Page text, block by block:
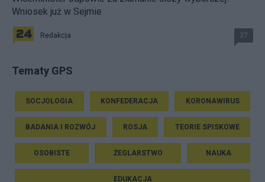
Wniosek już w Sejmie
Redakcja 37
Tematy GPS
SOCJOLOGIA KONFEDERACJA KORONAWIRUS
BADANIA I ROZWÓJ ROSJA TEORIE SPISKOWE
OSOBISTE ŻEGLARSTWO NAUKA
EDUKACJA